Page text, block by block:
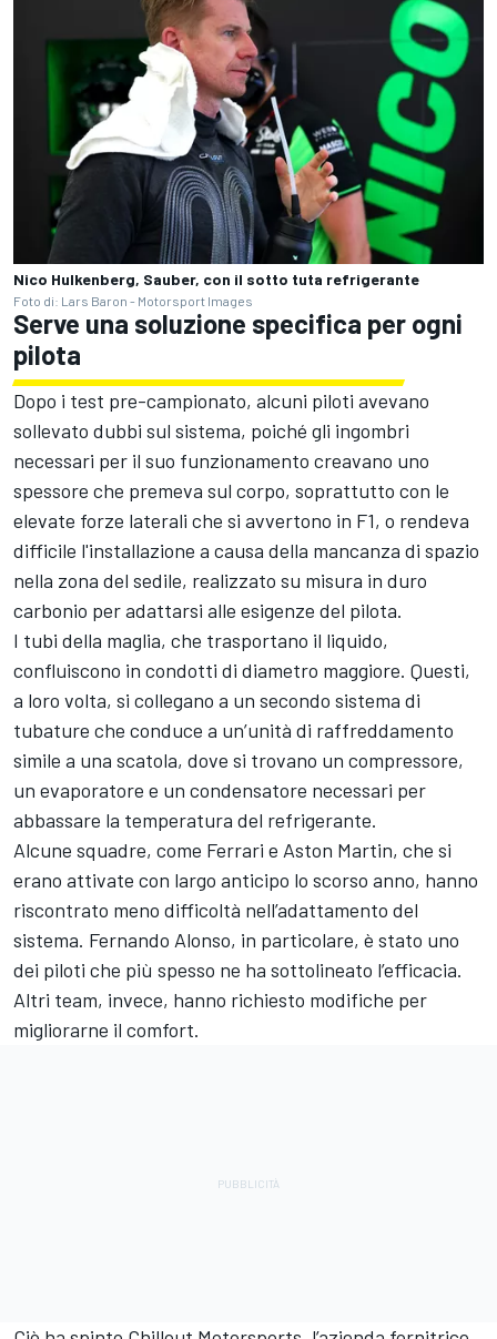
Nico Hulkenberg, Sauber, con il sotto tuta refrigerante
Foto di: Lars Baron - Motorsport Images
Serve una soluzione specifica per ogni
pilota
Dopo i test pre-campionato, alcuni piloti avevano
sollevato dubbi sul sistema, poiché gli ingombri
necessari per il suo funzionamento creavano uno
spessore che premeva sul corpo, soprattutto con le
elevate forze laterali che si avvertono in F1, o rendeva
difficile l'installazione a causa della mancanza di spazio
nella zona del sedile, realizzato su misura in duro
carbonio per adattarsi alle esigenze del pilota.
I tubi della maglia, che trasportano il liquido,
confluiscono in condotti di diametro maggiore. Questi,
a loro volta, si collegano a un secondo sistema di
tubature che conduce a un’unità di raffreddamento
simile a una scatola, dove si trovano un compressore,
un evaporatore e un condensatore necessari per
abbassare la temperatura del refrigerante.
Alcune squadre, come Ferrari e Aston Martin, che si
erano attivate con largo anticipo lo scorso anno, hanno
riscontrato meno difficoltà nell’adattamento del
sistema. Fernando Alonso, in particolare, è stato uno
dei piloti che più spesso ne ha sottolineato l’efficacia.
Altri team, invece, hanno richiesto modifiche per
migliorarne il comfort.